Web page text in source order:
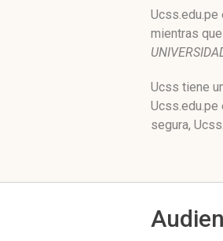
mientras
Ucss tiene
Ucss.edu.pe
segura,